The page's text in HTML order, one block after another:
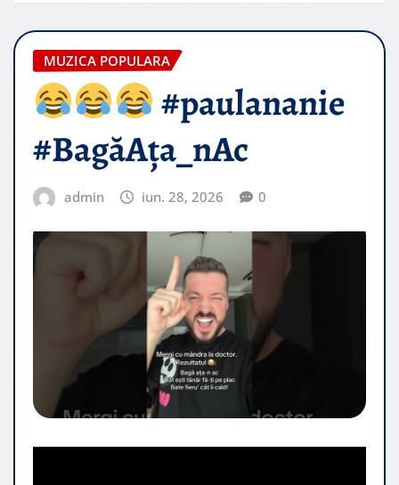
MUZICA POPULARA
#paulananie
#BagăAța_nAc
admin iun. 28, 2026 0